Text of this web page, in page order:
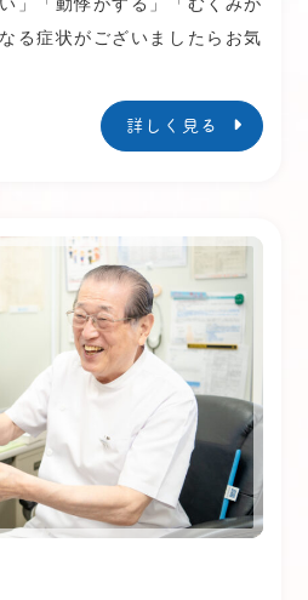
ます。
市医師会と連携体制を構築
報提供やアドバイスを受
上に努めます。
加算について
発医薬品の使用促進を図る
定供給に向けた取り組みな
品について、特定の医薬品
く、薬剤の成分をもとにし
な名称により処方箋を発行
があります。一般名処方に
供給が不足した場合であっ
医薬品が提供しやすくなり
る症状がございましたらお気
詳しく見る